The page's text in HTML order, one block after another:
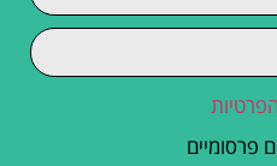
פרסומיים